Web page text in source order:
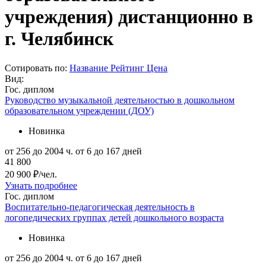
учреждения) дистанционно в
г. Челябинск
Сотировать по: Название Рейтинг Цена
Вид:
Гос. диплом
Руководство музыкальной деятельностью в дошкольном
образовательном учреждении (ДОУ)
Новинка
от 256 до 2004 ч. от 6 до 167 дней
41 800
20 900 ₽/чел.
Узнать подробнее
Гос. диплом
Воспитательно-педагогическая деятельность в
логопедических группах детей дошкольного возраста
Новинка
от 256 до 2004 ч. от 6 до 167 дней